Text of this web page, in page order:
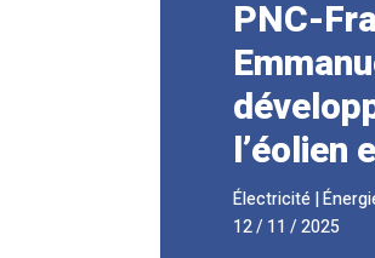
PNC-
l’éolien
Électricité|
12 / 11 / 2025